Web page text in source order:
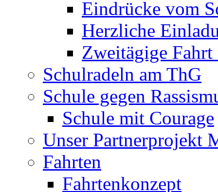
Eindrücke vom
Herzliche
Zweitägige
Schulradeln am ThG
Schule gegen
Schule mit Courage
Unser Partnerprojekt
Fahrten
Fahrtenkonzept